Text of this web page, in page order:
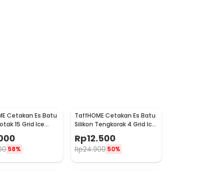
Cetakan Es Batu
15 Grid Ice
58%
TaffHOME Cetakan Es Batu
Silikon Tengkorak 4 Grid Ice
Rp12.500
Rp24.900 50%